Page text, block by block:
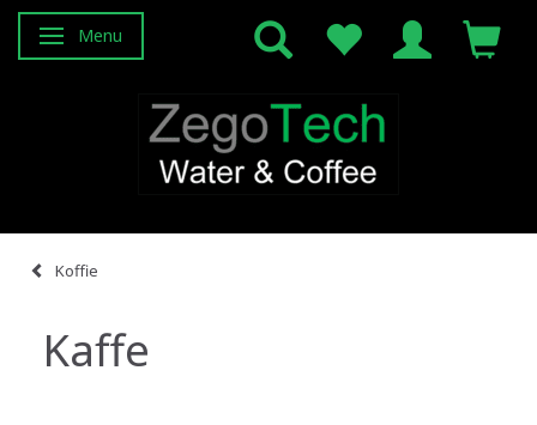
Navigatie in-/uitschakelen
Menu
Koffie
Kaffe